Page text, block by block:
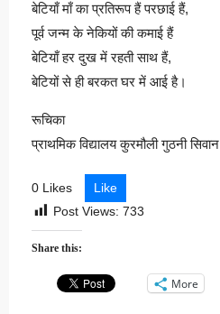
बेटियाँ माँ का प्रतिरूप हैं परछाई हैं,
पूर्व जन्म के नेकियों की कमाई हैं
बेटियाँ हर दुख में रहती साथ हैं,
बेटियों से ही बरकत घर में आई है।
रूचिका
प्राथमिक विद्यालय कुरमौली गुठनी सिवान
0 Likes
Like
Post Views: 733
Share this:
More